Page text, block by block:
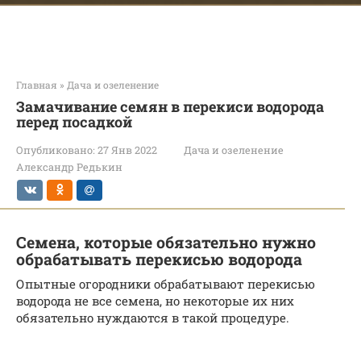
Главная » Дача и озеленение
Замачивание семян в перекиси водорода
перед посадкой
Опубликовано: 27 Янв 2022
Дача и озеленение
Александр Редькин
Семена, которые обязательно нужно
обрабатывать перекисью водорода
Опытные огородники обрабатывают перекисью
водорода не все семена, но некоторые их них
обязательно нуждаются в такой процедуре.